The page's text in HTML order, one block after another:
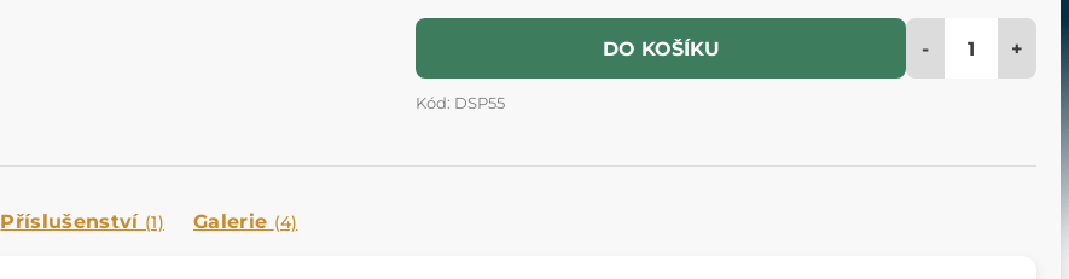
DO KOŠÍKU - +
Kód: DSP55
Příslušenství (1) Galerie (4)